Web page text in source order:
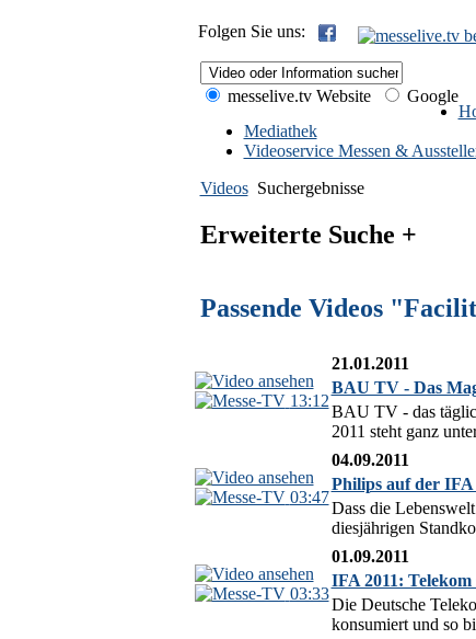
Folgen Sie uns:
messelive.tv Website
Google
Mediathek
Videoservice Messen &
Videos Suchergebnisse
Erweiterte Suche +
Passende Videos
13:12
21.01.2011
BAU TV - Das
BAU TV - das
2011 steht ganz
03:47
04.09.2011
Philips auf der
Dass die
diesjährigen
03:33
01.09.2011
IFA 2011:
Die Deutsche
konsumiert und so